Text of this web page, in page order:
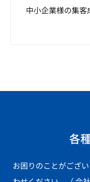
中小企業様の集
各
お困りのことがござ